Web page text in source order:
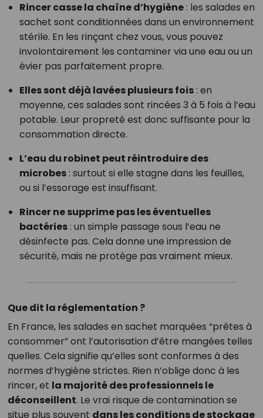
Rincer casse la chaîne d’hygiène: les salades en
sachet sont conditionnées dans un environnement
stérile. En les rinçant chez vous, vous pouvez
involontairement les contaminer via une eau ou un
évier pas parfaitement propre.
Elles sont déjà lavées plusieurs fois: en
moyenne, ces salades sont rincées 3 à 5 fois à l’eau
potable. Leur propreté est donc suffisante pour la
consommation directe.
L’eau du robinet peut réintroduire des
microbes: surtout si elle stagne dans les feuilles,
ou si l’essorage est insuffisant.
Rincer ne supprime pas les éventuelles
bactéries: un simple passage sous l’eau ne
désinfecte pas. Cela donne une impression de
sécurité, mais ne protège pas vraiment mieux.
Que dit la réglementation ?
En France, les salades en sachet marquées “prêtes à
consommer” ont l’autorisation d’être mangées telles
quelles. Cela signifie qu’elles sont conformes à des
normes d’hygiène strictes. Rien n’oblige donc à les
rincer, et la majorité des professionnels le
déconseillent. Le vrai risque de contamination se
situe plus souvent dans les conditions de stockage